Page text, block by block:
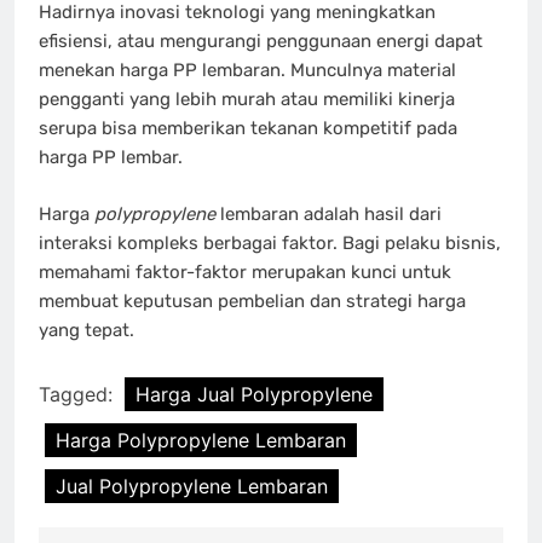
Hadirnya inovasi teknologi yang meningkatkan
efisiensi, atau mengurangi penggunaan energi dapat
menekan harga PP lembaran. Munculnya material
pengganti yang lebih murah atau memiliki kinerja
serupa bisa memberikan tekanan kompetitif pada
harga PP lembar.
Harga polypropylene lembaran adalah hasil dari
interaksi kompleks berbagai faktor. Bagi pelaku bisnis,
memahami faktor-faktor merupakan kunci untuk
membuat keputusan pembelian dan strategi harga
yang tepat.
Tagged:
Harga Jual Polypropylene
Harga Polypropylene Lembaran
Jual Polypropylene Lembaran